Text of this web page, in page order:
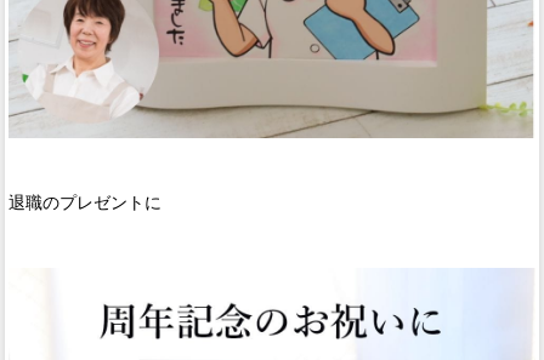
退職のプレゼントに